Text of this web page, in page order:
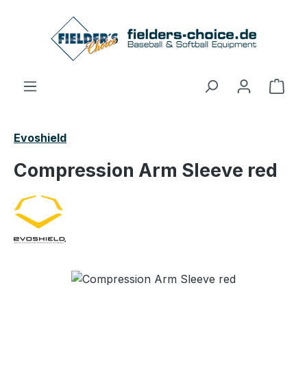
Zum Hauptinhalt springen
Evoshield
Compression Arm Sleeve red
Bildergalerie überspringen